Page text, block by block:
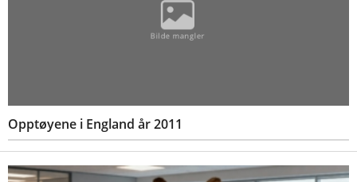
Opptøyene i England år 2011